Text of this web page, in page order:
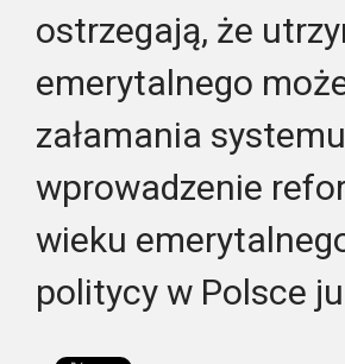
ostrzegają, że
emerytalnego
załamania
wprowadzenie
wieku
politycy w Polsce